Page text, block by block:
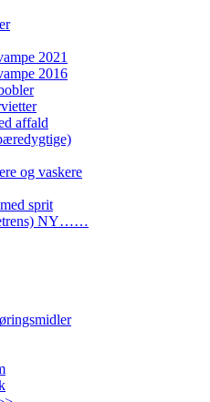
2021
2016
affald
og vaskere
sprit
NY……